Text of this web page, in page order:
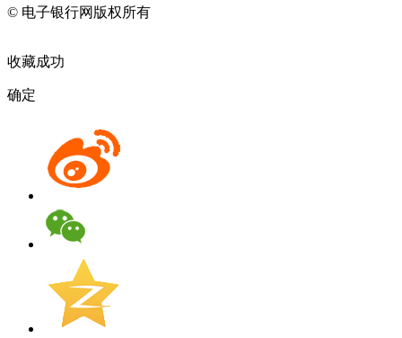
© 电子银行网版权所有
收藏成功
确定